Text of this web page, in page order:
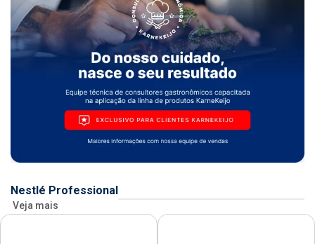
Nestlé Professional
Veja mais